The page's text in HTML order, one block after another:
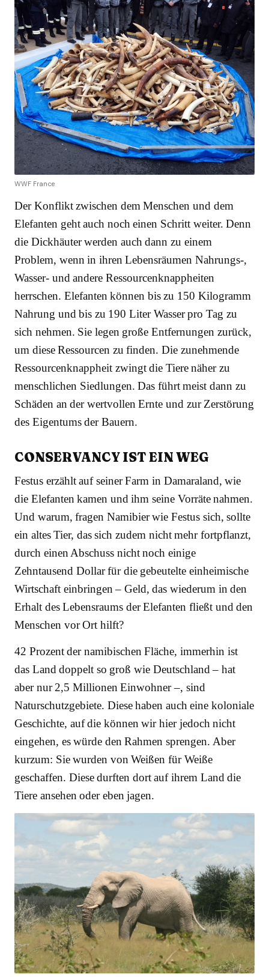
WWF France
Der Konflikt zwischen dem Menschen und dem
Elefanten geht auch noch einen Schritt weiter. Denn
die Dickhäuter werden auch dann zu einem
Problem, wenn in ihren Lebensräumen Nahrungs-,
Wasser- und andere Ressourcenknappheiten
herrschen. Elefanten können bis zu 150 Kilogramm
Nahrung und bis zu 190 Liter Wasser pro Tag zu
sich nehmen. Sie legen große Entfernungen zurück,
um diese Ressourcen zu finden. Die zunehmende
Ressourcenknappheit zwingt die Tiere näher zu
menschlichen Siedlungen. Das führt meist dann zu
Schäden an der wertvollen Ernte und zur Zerstörung
des Eigentums der Bauern.
CONSERVANCY IST EIN WEG
Festus erzählt auf seiner Farm in Damaraland, wie
die Elefanten kamen und ihm seine Vorräte nahmen.
Und warum, fragen Namibier wie Festus sich, sollte
ein altes Tier, das sich zudem nicht mehr fortpflanzt,
durch einen Abschuss nicht noch einige
Zehntausend Dollar für die gebeutelte einheimische
Wirtschaft einbringen – Geld, das wiederum in den
Erhalt des Lebensraums der Elefanten fließt und den
Menschen vor Ort hilft?
42 Prozent der namibischen Fläche, immerhin ist
das Land doppelt so groß wie Deutschland – hat
aber nur 2,5 Millionen Einwohner –, sind
Naturschutzgebiete. Diese haben auch eine koloniale
Geschichte, auf die können wir hier jedoch nicht
eingehen, es würde den Rahmen sprengen. Aber
kurzum: Sie wurden von Weißen für Weiße
geschaffen. Diese durften dort auf ihrem Land die
Tiere ansehen oder eben jagen.